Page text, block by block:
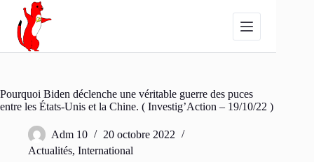
Passer
contenu
Pourquoi Biden déclenche une véritable guerre des puces
entre les États-Unis et la Chine. ( Investig’Action – 19/10/22 )
Adm 10
20 octobre 2022
Actualités, International